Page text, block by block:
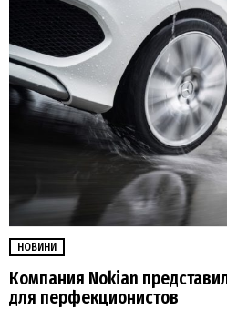
НОВИНИ
Компания Nokian
для перфекционистов